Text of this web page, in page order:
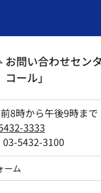
お問い合わせセン
コール」
8時から午後9時まで
3333
03-5432-3100
ーム